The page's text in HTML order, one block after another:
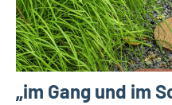
„im Gang und im